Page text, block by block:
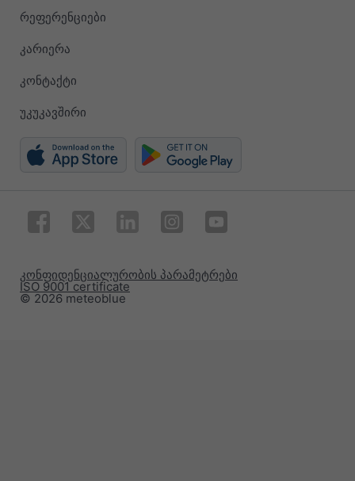
რეფერენციები
კარიერა
კონტაქტი
უკუკავშირი
© 2026 meteoblue
ISO 9001 certificate
კონფიდენციალურობის პარამეტრები